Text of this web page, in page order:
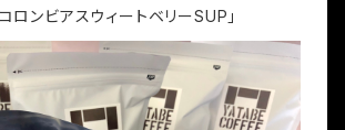
ロンビアスウィートベリーSUP」